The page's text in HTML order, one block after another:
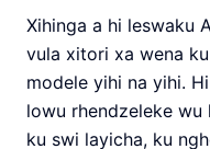
Xihinga a hi leswaku
vula xitori xa wena
modele yihi na yihi.
lowu rhendzeleke wu
ku swi layicha, ku